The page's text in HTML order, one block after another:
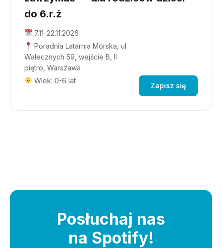
do 6.r.ż
7.11-22.11.2026
Poradnia Latarnia Morska, ul.
Walecznych 59, wejście B, II
piętro, Warszawa
Wiek: 0-6 lat
Zapisz się
Posłuchaj nas
na Spotify!